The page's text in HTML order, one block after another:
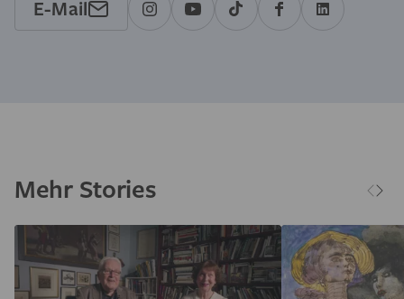
E-Mail
Mehr Stories